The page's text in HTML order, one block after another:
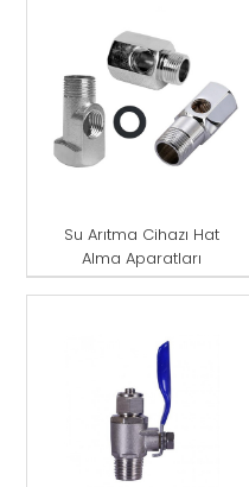
Su Arıtma Cihazı Hat
Alma Aparatları